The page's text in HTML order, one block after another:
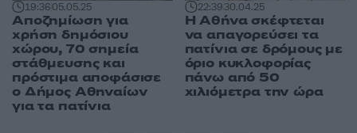
19:3605.05.25
Αποζημίωση για
χρήση δημόσιου
χώρου, 70 σημεία
στάθμευσης και
πρόστιμα αποφάσισε
ο Δήμος Αθηναίων
για τα πατίνια
22:3930.04.25
Η Αθήνα σκέφτεται
να απαγορεύσει τα
πατίνια σε δρόμους με
όριο κυκλοφορίας
πάνω από 50
χιλιόμετρα την ώρα